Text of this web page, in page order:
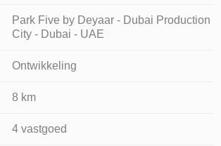
Park Five by Deyaar - Dubai Production
City - Dubai - UAE
Ontwikkeling
8 km
4 vastgoed